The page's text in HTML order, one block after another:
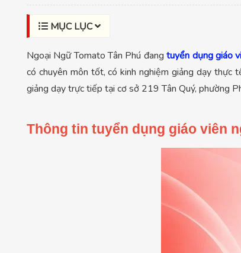
MỤC LỤC
Ngoại Ngữ Tomato Tân Phú đangtuyển dụng giáo
có chuyên môn tốt, có kinh nghiệm giảng dạy
giảng dạy trực tiếp tại cơ sở 219 Tân Quý, phường
Thông tin tuyển dụng giáo viên